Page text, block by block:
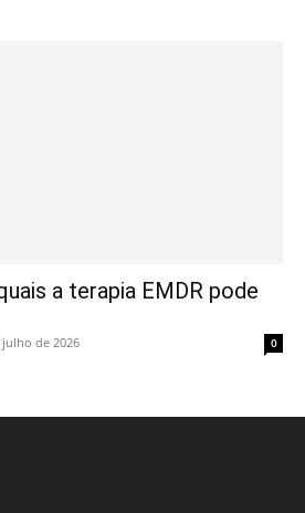
a terapia EMDR pode
julho de 2026 0